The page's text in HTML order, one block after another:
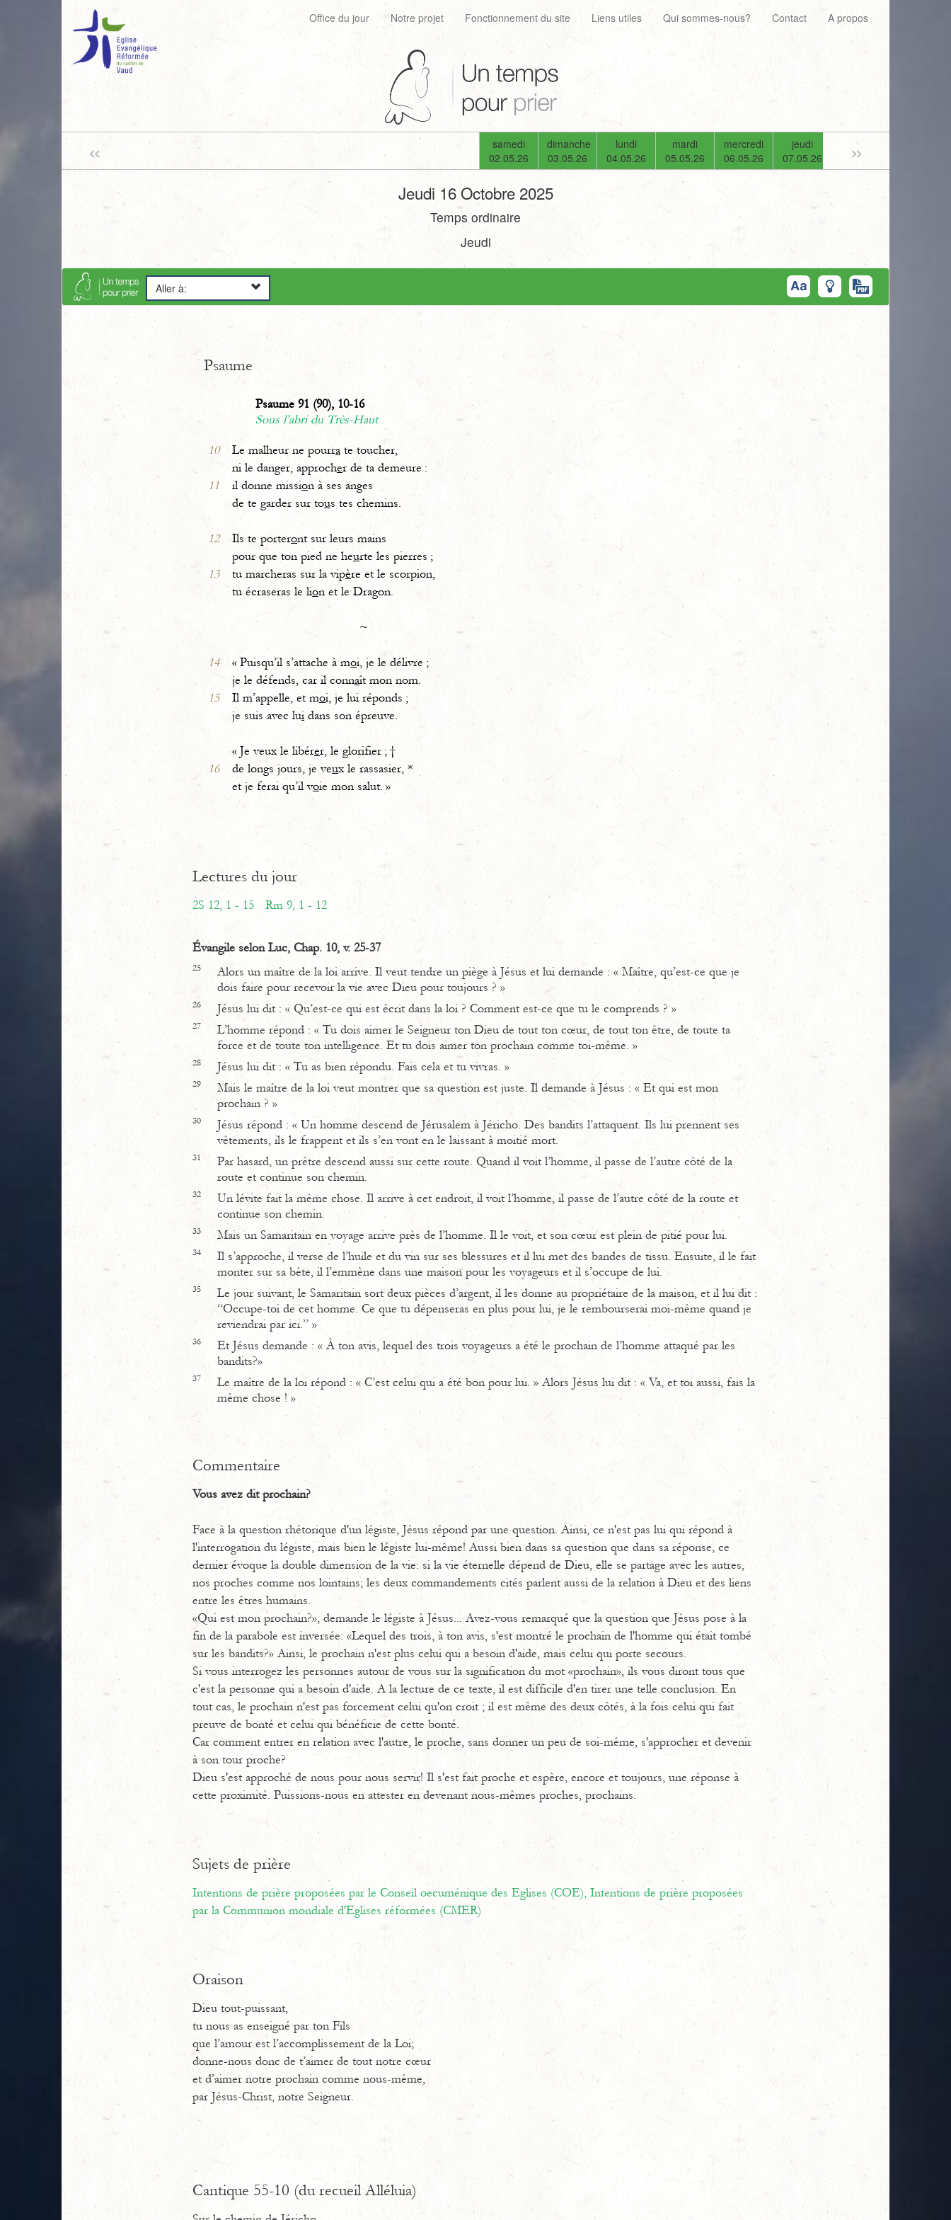
Office du jour Notre projet Fonctionnement du site Liens utiles Qui sommes-nous? Contact A propos
«
samedi
02.05.26
dimanche
03.05.26
lundi
04.05.26
mardi
05.05.26
mercredi
06.05.26
jeudi
07.05.26
08.05.26
»
Jeudi 16 Octobre 2025
Temps ordinaire
Jeudi
Aller à:
Psaume
Psaume 91 (90), 10-16
Sous l’abri du Très-Haut
10 Le malheur ne pourrate toucher,
ni le danger, approcher de ta demeure :
11
il donne mission à ses anges
de te garder sur tous tes chemins.
12 Ils te porteront sur leurs mains
pour que ton pied ne heurte les pierres ;
13
tu marcheras sur la vipère et le scorpion,
tu écraseras le lion et le Dragon.
~
14 « Puisqu’il s’attache à moi, je le délivre ;
je le défends, car il connaît mon nom.
15
Il m’appelle, et moi, je lui réponds ;
je suis avec lui dans son épreuve.
« Je veux le libérer, le glorifier ; †
16
de longs jours, je veux le rassasier, *
et je ferai qu’il voie mon salut. »
Lectures du jour
2S 12, 1 - 15 Rm 9, 1 - 12
Évangile selon Luc, Chap. 10, v. 25-37
25
Alors un maître de la loi arrive. Il veut tendre un piège à Jésus et lui demande : « Maître, qu’est-ce que je
dois faire pour recevoir la vie avec Dieu pour toujours ? »
26 Jésus lui dit : « Qu’est-ce qui est écrit dans la loi ? Comment est-ce que tu le comprends ? »
27
L’homme répond : « Tu dois aimer le Seigneur ton Dieu de tout ton cœur, de tout ton être, de toute ta
force et de toute ton intelligence. Et tu dois aimer ton prochain comme toi-même. »
28 Jésus lui dit : « Tu as bien répondu. Fais cela et tu vivras. »
29
Mais le maître de la loi veut montrer que sa question est juste. Il demande à Jésus : « Et qui est mon
prochain ? »
30
Jésus répond : « Un homme descend de Jérusalem à Jéricho. Des bandits l’attaquent. Ils lui prennent ses
vêtements, ils le frappent et ils s’en vont en le laissant à moitié mort.
31
Par hasard, un prêtre descend aussi sur cette route. Quand il voit l’homme, il passe de l’autre côté de la
route et continue son chemin.
32
Un lévite fait la même chose. Il arrive à cet endroit, il voit l’homme, il passe de l’autre côté de la route et
continue son chemin.
33 Mais un Samaritain en voyage arrive près de l’homme. Il le voit, et son cœur est plein de pitié pour lui.
34
Il s’approche, il verse de l’huile et du vin sur ses blessures et il lui met des bandes de tissu. Ensuite, il le fait
monter sur sa bête, il l’emmène dans une maison pour les voyageurs et il s’occupe de lui.
35
Le jour suivant, le Samaritain sort deux pièces d’argent, il les donne au propriétaire de la maison, et il lui dit :
“Occupe-toi de cet homme. Ce que tu dépenseras en plus pour lui, je le rembourserai moi-même quand je
reviendrai par ici.” »
36
Et Jésus demande : « À ton avis, lequel des trois voyageurs a été le prochain de l’homme attaqué par les
bandits?»
37
Le maître de la loi répond : « C’est celui qui a été bon pour lui. » Alors Jésus lui dit : « Va, et toi aussi, fais la
même chose ! »
Commentaire
Vous avez dit prochain?
Face à la question rhétorique d'un légiste, Jésus répond par une question. Ainsi, ce n'est pas lui qui répond à
l'interrogation du légiste, mais bien le légiste lui-même! Aussi bien dans sa question que dans sa réponse, ce
dernier évoque la double dimension de la vie: si la vie éternelle dépend de Dieu, elle se partage avec les autres,
nos proches comme nos lointains; les deux commandements cités parlent aussi de la relation à Dieu et des liens
entre les êtres humains.
«Qui est mon prochain?», demande le légiste à Jésus... Avez-vous remarqué que la question que Jésus pose à la
fin de la parabole est inversée: «Lequel des trois, à ton avis, s'est montré le prochain de l'homme qui était tombé
sur les bandits?» Ainsi, le prochain n'est plus celui qui a besoin d'aide, mais celui qui porte secours.
Si vous interrogez les personnes autour de vous sur la signification du mot «prochain», ils vous diront tous que
c'est la personne qui a besoin d'aide. A la lecture de ce texte, il est difficile d'en tirer une telle conclusion. En
tout cas, le prochain n'est pas forcement celui qu'on croit ; il est même des deux côtés, à la fois celui qui fait
preuve de bonté et celui qui bénéficie de cette bonté.
Car comment entrer en relation avec l'autre, le proche, sans donner un peu de soi-même, s'approcher et devenir
à son tour proche?
Dieu s'est approché de nous pour nous servir! Il s'est fait proche et espère, encore et toujours, une réponse à
cette proximité. Puissions-nous en attester en devenant nous-mêmes proches, prochains.
Sujets de prière
Intentions de prière proposées par le Conseil oecuménique des Eglises (COE),Intentions de prière proposées
par la Communion mondiale d'Eglises réformées (CMER)
Oraison
Dieu tout-puissant,
tu nous as enseigné par ton Fils
que l’amour est l’accomplissement de la Loi;
donne-nous donc de t’aimer de tout notre cœur
et d’aimer notre prochain comme nous-même,
par Jésus-Christ, notre Seigneur.
Cantique 55-10 (du recueil Alléluia)